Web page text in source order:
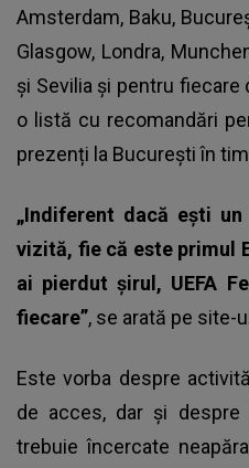
Amsterdam, Baku,
Glasgow, Londra,
şi Sevilia și pentru fiecare
o listă cu recomandări
prezenți la București în
„Indiferent dacă eşti
vizită, fie că este primul
ai pierdut şirul, UEFA
fiecare”, se arată pe site-
Este vorba despre
de acces, dar și despre
trebuie încercate